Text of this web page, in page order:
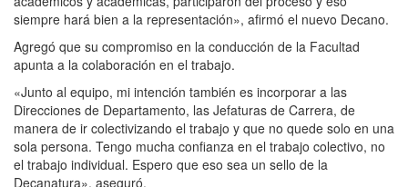
siempre hará bien a la representación», afirmó el nuevo Decano.
Agregó que su compromiso en la conducción de la Facultad
apunta a la colaboración en el trabajo.
«Junto al equipo, mi intención también es incorporar a las
Direcciones de Departamento, las Jefaturas de Carrera, de
manera de ir colectivizando el trabajo y que no quede solo en una
sola persona. Tengo mucha confianza en el trabajo colectivo, no
el trabajo individual. Espero que eso sea un sello de la
Decanatura», aseguró.